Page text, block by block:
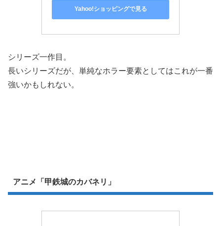
Yahoo!ショッピングで見る
シリーズ一作目。
長いシリーズだが、単純なホラー要素としてはこれが一番
強いかもしれない。
アニメ「甲鉄城のカバネリ」